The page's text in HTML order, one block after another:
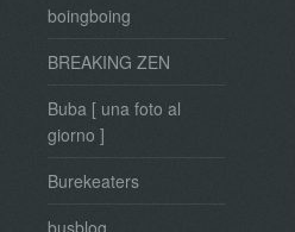
boingboing
BREAKING ZEN
Buba [ una foto al
giorno ]
Burekeaters